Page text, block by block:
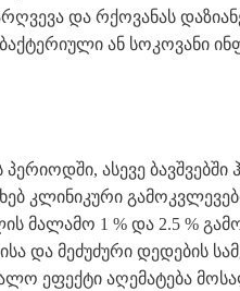
და რქოვანას
ან სოკოვანი
ასევე
კლინიკური
1 % და 2.5 %
და მეძუძური დედების
ეფექტი აღემატება